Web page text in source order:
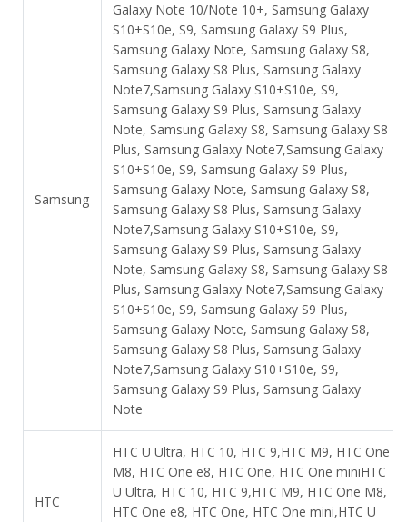
Samsung
Galaxy Note 10/Note 10+, Samsung Galaxy
S10+S10e, S9, Samsung Galaxy S9 Plus,
Samsung Galaxy Note, Samsung Galaxy S8,
Samsung Galaxy S8 Plus, Samsung Galaxy
Note7,Samsung Galaxy S10+S10e, S9,
Samsung Galaxy S9 Plus, Samsung Galaxy
Note, Samsung Galaxy S8, Samsung Galaxy S8
Plus, Samsung Galaxy Note7,Samsung Galaxy
S10+S10e, S9, Samsung Galaxy S9 Plus,
Samsung Galaxy Note, Samsung Galaxy S8,
Samsung Galaxy S8 Plus, Samsung Galaxy
Note7,Samsung Galaxy S10+S10e, S9,
Samsung Galaxy S9 Plus, Samsung Galaxy
Note, Samsung Galaxy S8, Samsung Galaxy S8
Plus, Samsung Galaxy Note7,Samsung Galaxy
S10+S10e, S9, Samsung Galaxy S9 Plus,
Samsung Galaxy Note, Samsung Galaxy S8,
Samsung Galaxy S8 Plus, Samsung Galaxy
Note7,Samsung Galaxy S10+S10e, S9,
Samsung Galaxy S9 Plus, Samsung Galaxy
Note
HTC
HTC U Ultra, HTC 10, HTC 9,HTC M9, HTC One
M8, HTC One e8, HTC One, HTC One miniHTC
U Ultra, HTC 10, HTC 9,HTC M9, HTC One M8,
HTC One e8, HTC One, HTC One mini,HTC U